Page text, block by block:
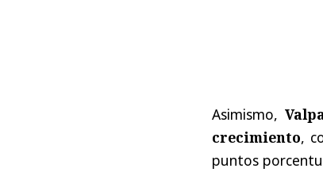
Asimismo,
crecimiento,
puntos